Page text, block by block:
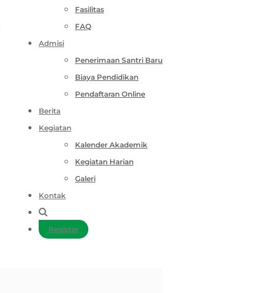
Fasilitas
FAQ
Admisi
Penerimaan Santri Baru
Biaya Pendidikan
Pendaftaran Online
Berita
Kegiatan
Kalender Akademik
Kegiatan Harian
Galeri
Kontak
Register